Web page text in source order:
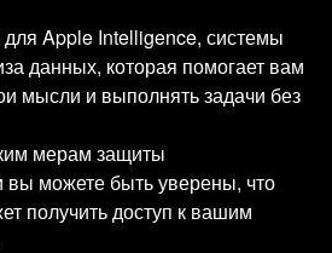
Apple Intelligence, системы
данных, которая помогает вам
мысли и выполнять задачи без
мерам защиты
вы можете быть уверены, что
получить доступ к вашим